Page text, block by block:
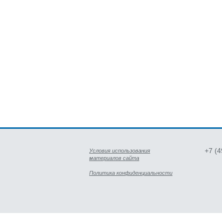
Условия использования
материалов сайта
Политика конфиденциальности
+7